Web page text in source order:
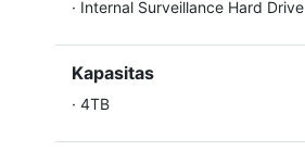
· Internal Surveillance Hard Drive
Kapasitas
· 4TB